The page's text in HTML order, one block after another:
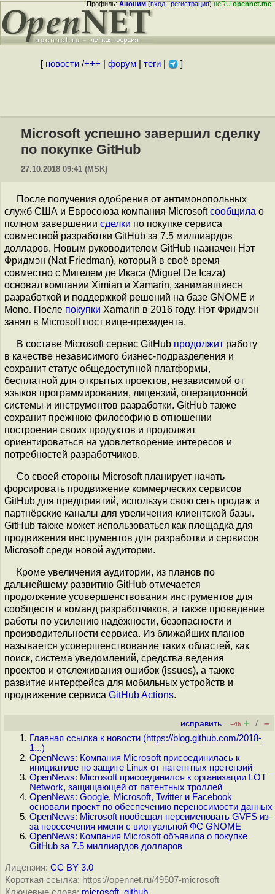
Профиль:Аноним(вход|регистрация)неRUopennet.me
[ новости/+++ форум| теги| ]
Microsoft успешно завершил сделку
по покупке GitHub
27.10.2018 09:41 (MSK)
После получения одобрения от антимонопольных
служб США и Евросоюза компания Microsoftсообщила о
полном завершении сделки по покупке сервиса
совместной разработки GitHub за 7.5 миллиардов
долларов. Новым руководителем GitHub назначен Нэт
Фридмэн (Nat Friedman), который в своё время
совместно с Мигелем де Икаса (Miguel De Icaza)
основал компании Ximian и Xamarin, занимавшиеся
разработкой и поддержкой решений на базе GNOME и
Mono. После покупки Xamarin в 2016 году, Нэт Фридмэн
занял в Microsoft пост вице-президента.
В составе Microsoft сервис GitHub продолжит работу
в качестве независимого бизнес-подразделения и
сохранит статус общедоступной платформы,
бесплатной для открытых проектов, независимой от
языков программирования, лицензий, операционной
системы и инструментов разработки. GitHub также
сохранит прежнюю философию в отношении
построения своих продуктов и продолжит
ориентироваться на удовлетворение интересов и
потребностей разработчиков.
Со своей стороны Microsoft планирует начать
форсировать продвижение коммерческих сервисов
GitHub для предприятий, используя свою сеть продаж и
партнёрские каналы для увеличения клиентской базы.
GitHub также может использоваться как площадка для
продвижения инструментов для разработки и сервисов
Microsoft среди новой аудитории.
Кроме увеличения аудитории, из планов по
дальнейшему развитию GitHub отмечается
продолжение усовершенствования инструментов для
сообществ и команд разработчиков, а также проведение
работы по усилению надёжности, безопасности и
производительности сервиса. Из ближайших планов
называется усовершенствование таких областей, как
поиск, система уведомлений, средства ведения
проектов и отслеживания ошибок (issues), а также
развитие интерфейса для мобильных устройств и
продвижение сервиса GitHub Actions.
исправить –45 + / –
Главная ссылка к новости (https://blog.github.com/2018-
1...)
OpenNews: Компания Microsoft присоединилась к
инициативе по защите Linux от патентных претензий
OpenNews: Microsoft присоединился к организации LOT
Network, защищающей от патентных троллей
OpenNews: Google, Microsoft, Twitter и Facebook
основали проект по обеспечению переносимости данных
OpenNews: Microsoft пообещал переименовать GVFS из-
за пересечения имени с виртуальной ФС GNOME
OpenNews: Компания Microsoft объявила о покупке
GitHub за 7.5 миллиардов долларов
Лицензия: CC BY 3.0
Короткая ссылка: https://opennet.ru/49507-microsoft